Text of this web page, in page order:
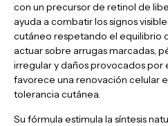
con un precursor de retinol de
ayuda a combatir los signos
cutáneo respetando el equilibrio
actuar sobre arrugas marcadas,
irregular y daños provocados
favorece una renovación celular
tolerancia cutánea.
Su fórmula estimula la síntesis